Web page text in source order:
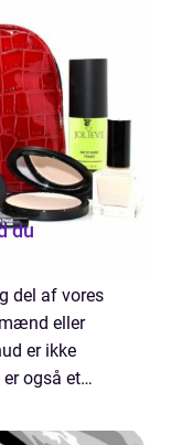
du
del af vores
eller
er ikke
også et